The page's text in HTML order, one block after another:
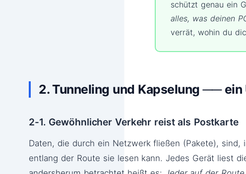
schützt genau ein
alles, was deinen
verrät, wohin du
2. Tunneling und Kapselung ──
2-1. Gewöhnlicher Verkehr reist als Postkarte
Daten, die durch ein Netzwerk fließen (Pakete), sind,
entlang der Route sie lesen kann. Jedes Gerät liest